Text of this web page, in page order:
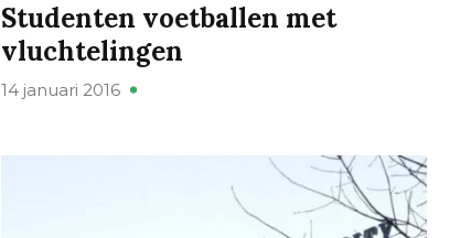
Studenten voetballen met
vluchtelingen
14 januari 2016